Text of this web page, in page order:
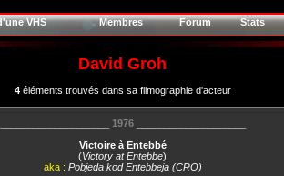
VHS Membres Forum Stats
David Groh
4éléments trouvés dans sa filmographie d'acteur
1976____________________
Victoire à Entebbé
(Victory at Entebbe)
aka : Pobjeda kod Entebbeja (CRO)